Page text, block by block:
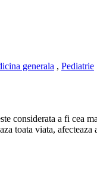
generala , Pediatrie
considerata a fi cea
toata viata,